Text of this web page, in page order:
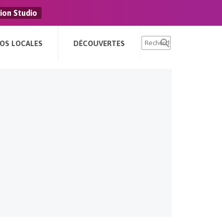
Studio
LOCALES DÉCOUVERTES